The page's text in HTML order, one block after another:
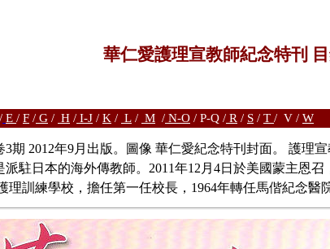
華仁愛護理宣教師紀念特刊
/ E / F / G / H / I-J / K / L / M / N-O / P-Q / R / S / T / V / W
期 2012年9月出版。圖像 華仁愛紀念特刊封面。 護理
派駐日本的海外傳教師。2011年12月4日於美國蒙主恩
理訓練學校，擔任第一任校長，1964年轉任馬偕紀念醫